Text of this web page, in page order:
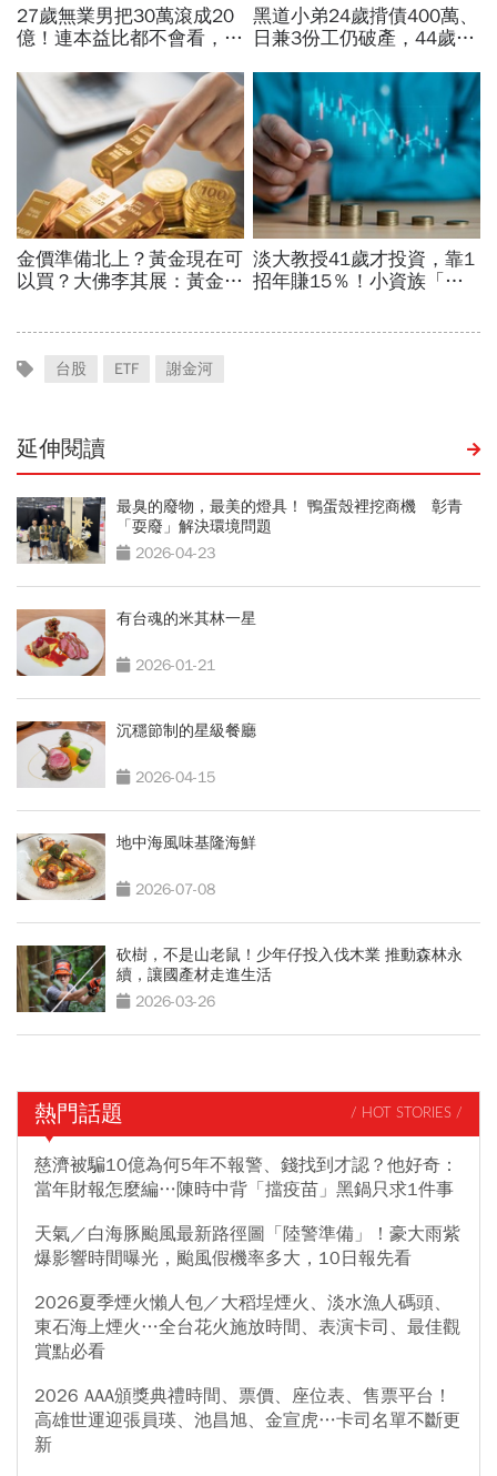
台股 ETF 謝金河
延伸閱讀
最臭的廢物，最美的燈具！ 鴨蛋殼裡挖商機 彰青
「耍廢」解決環境問題
2026-04-23
有台魂的米其林一星
2026-01-21
沉穩節制的星級餐廳
2026-04-15
地中海風味基隆海鮮
2026-07-08
砍樹，不是山老鼠！少年仔投入伐木業 推動森林永
續，讓國產材走進生活
2026-03-26
熱門話題 / HOT STORIES /
慈濟被騙10億為何5年不報警、錢找到才認？他好奇：
當年財報怎麼編…陳時中背「擋疫苗」黑鍋只求1件事
天氣／白海豚颱風最新路徑圖「陸警準備」！豪大雨紫
爆影響時間曝光，颱風假機率多大，10日報先看
2026夏季煙火懶人包／大稻埕煙火、淡水漁人碼頭、
東石海上煙火…全台花火施放時間、表演卡司、最佳觀
賞點必看
2026 AAA頒獎典禮時間、票價、座位表、售票平台！
高雄世運迎張員瑛、池昌旭、金宣虎…卡司名單不斷更
新